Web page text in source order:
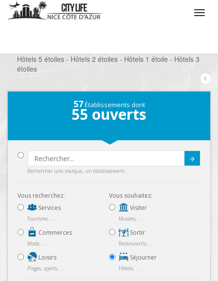
Hôtels 5 étoiles - Hôtels 2 étoiles - Hôtels 1 étoile - Hôtels 3
étoiles
57Établissements dont
55 ouverts
Rechercher une marque, un établissement...
Vous recherchez:
Services
Tourisme, ...
Commerces
Mode, ...
Loisirs
Plages, sports, ...
Vous souhaitez:
Visiter
Musées, ...
Sortir
Restaurants, ...
Séjourner
Hôtels, ...